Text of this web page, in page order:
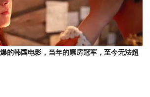
的韩国电影，当年的票房冠军，至今无法超